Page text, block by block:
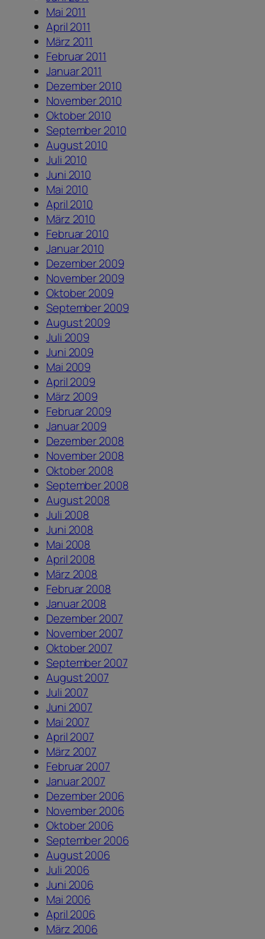
Mai 2011
April 2011
März 2011
Februar 2011
Januar 2011
Dezember 2010
November 2010
Oktober 2010
September 2010
August 2010
Juli 2010
Juni 2010
Mai 2010
April 2010
März 2010
Februar 2010
Januar 2010
Dezember 2009
November 2009
Oktober 2009
September 2009
August 2009
Juli 2009
Juni 2009
Mai 2009
April 2009
März 2009
Februar 2009
Januar 2009
Dezember 2008
November 2008
Oktober 2008
September 2008
August 2008
Juli 2008
Juni 2008
Mai 2008
April 2008
März 2008
Februar 2008
Januar 2008
Dezember 2007
November 2007
Oktober 2007
September 2007
August 2007
Juli 2007
Juni 2007
Mai 2007
April 2007
März 2007
Februar 2007
Januar 2007
Dezember 2006
November 2006
Oktober 2006
September 2006
August 2006
Juli 2006
Juni 2006
Mai 2006
April 2006
März 2006